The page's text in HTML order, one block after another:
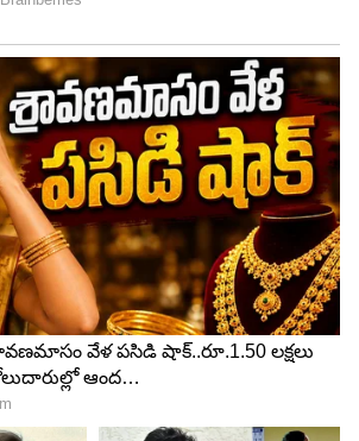
విషయాలు తెలుస్తాయి.
సహాయ సహకారాలు అందుతాయి.
సాగుతాయి. ఉద్యోగులకు నూతన
ఆర్థికంగా ఇబ్బంది ఉన్న
News